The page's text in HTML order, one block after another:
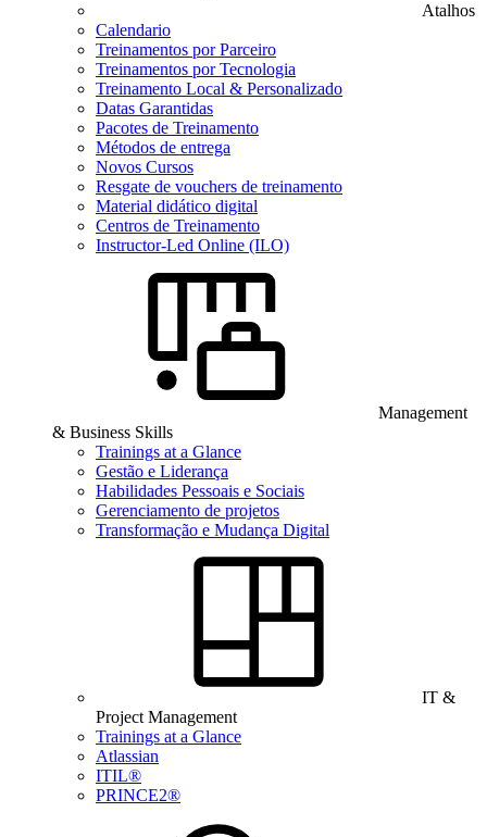
Atalhos
Calendario
Treinamentos por Parceiro
Treinamentos por Tecnologia
Treinamento Local & Personalizado
Datas Garantidas
Pacotes de Treinamento
Métodos de entrega
Novos Cursos
Resgate de vouchers de treinamento
Material didático digital
Centros de Treinamento
Instructor-Led Online (ILO)
Management
& Business Skills
Trainings at a Glance
Gestão e Liderança
Habilidades Pessoais e Sociais
Gerenciamento de projetos
Transformação e Mudança Digital
IT &
Project Management
Trainings at a Glance
Atlassian
ITIL®
PRINCE2®